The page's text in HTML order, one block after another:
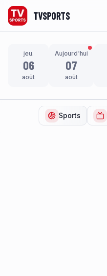
TVSPORTS
jeu.
06
août
Aujourd'hui
07
août
Sports